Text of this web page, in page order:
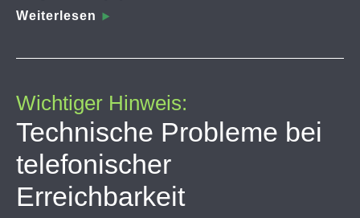
Weiterlesen
Wichtiger Hinweis:
Technische Probleme bei
telefonischer
Erreichbarkeit